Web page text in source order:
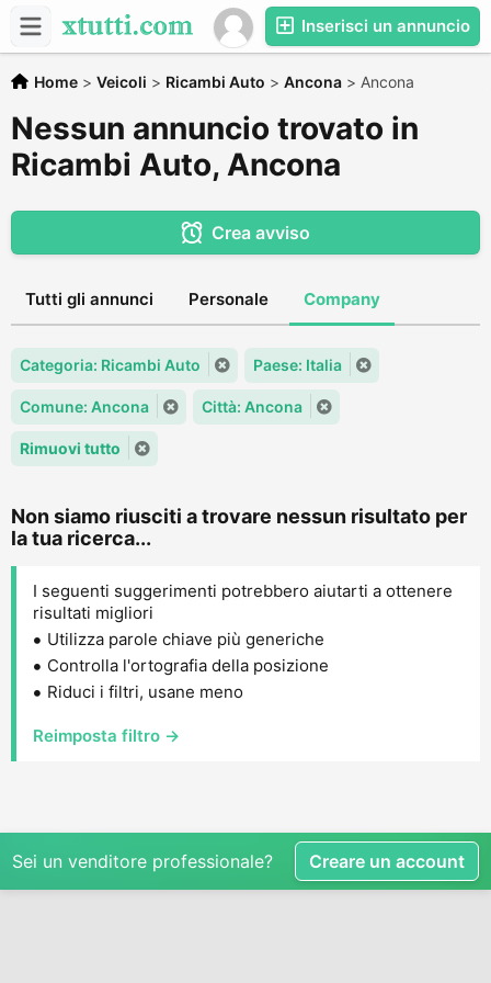
Inserisci un annuncio
Home > Veicoli > Ricambi Auto > Ancona > Ancona
Nessun annuncio trovato in
Ricambi Auto, Ancona
Crea avviso
Tutti gli annunci Personale Company
Categoria: Ricambi Auto Paese: Italia
Comune: Ancona Città: Ancona
Rimuovi tutto
Non siamo riusciti a trovare nessun risultato per
la tua ricerca...
I seguenti suggerimenti potrebbero aiutarti a ottenere
risultati migliori
Utilizza parole chiave più generiche
Controlla l'ortografia della posizione
Riduci i filtri, usane meno
Reimposta filtro →
Sei un venditore professionale? Creare un account